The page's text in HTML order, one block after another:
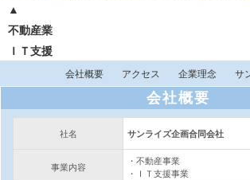
▲
不動産業
ＩＴ支援
会社概要 アクセス 企業理念 サ
会社概要
社名 サンライズ企画合同会社
事業内容
・不動産事業
・ＩＴ支援事業